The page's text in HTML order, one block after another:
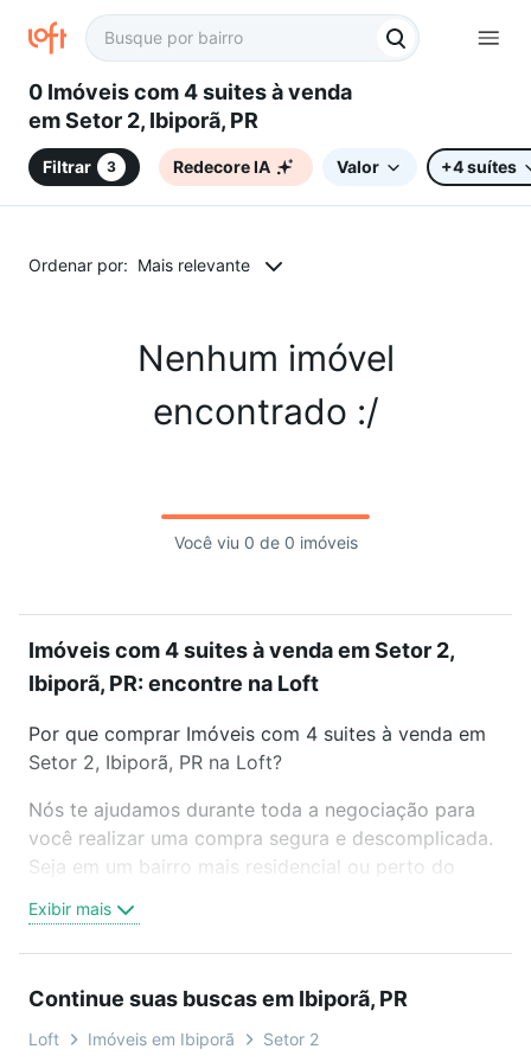
0 Imóveis com 4 suites à venda
em Setor 2, Ibiporã, PR
Filtrar 3 Redecore IA Valor +4 suítes
Ordenar por: Mais relevante
Nenhum imóvel
encontrado :/
Você viu 0 de 0 imóveis
Imóveis com 4 suites à venda em Setor 2,
Ibiporã, PR: encontre na Loft
Por que comprar Imóveis com 4 suites à venda em
Setor 2, Ibiporã, PR na Loft?
Nós te ajudamos durante toda a negociação para
você realizar uma compra segura e descomplicada.
Seja em um bairro mais residencial ou perto do
oferta ideal de Imóveis com 4 suites à venda em
Setor 2, Ibiporã, PR para conquistar seu sonho.
é grátis, sem compromisso e você ainda conta com
mais de 46 mil corretores e imobiliárias te ajudando
Exibir mais
Continue suas buscas em Ibiporã, PR
Loft Imóveis em Ibiporã Setor 2